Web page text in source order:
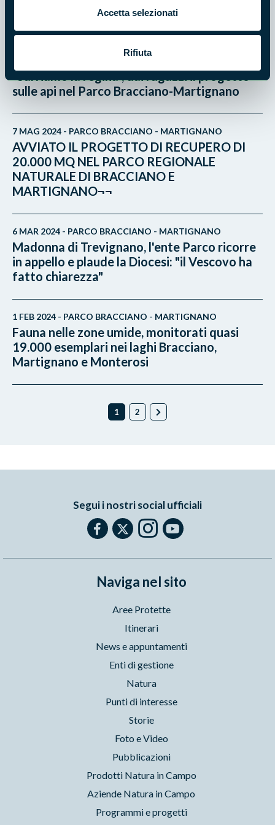
Accetta selezionati
Rifiuta
25 anni di Parco Bracciano-Martignano
sulle api nel Parco Bracciano-Martignano
7 MAG 2024 - PARCO BRACCIANO - MARTIGNANO
AVVIATO IL PROGETTO DI RECUPERO DI
20.000 MQ NEL PARCO REGIONALE
NATURALE DI BRACCIANO E
MARTIGNANO¬¬
6 MAR 2024 - PARCO BRACCIANO - MARTIGNANO
Madonna di Trevignano, l'ente Parco ricorre
in appello e plaude la Diocesi: "il Vescovo ha
fatto chiarezza"
1 FEB 2024 - PARCO BRACCIANO - MARTIGNANO
Fauna nelle zone umide, monitorati quasi
19.000 esemplari nei laghi Bracciano,
Martignano e Monterosi
1 2
Segui i nostri social ufficiali
Naviga nel sito
Aree Protette
Itinerari
News e appuntamenti
Enti di gestione
Natura
Punti di interesse
Storie
Foto e Video
Pubblicazioni
Prodotti Natura in Campo
Aziende Natura in Campo
Programmi e progetti